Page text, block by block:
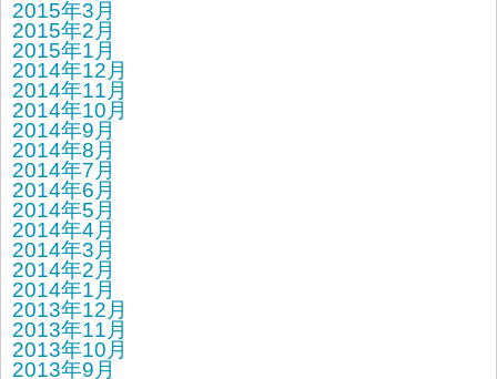
2015年3月
2015年2月
2015年1月
2014年12月
2014年11月
2014年10月
2014年9月
2014年8月
2014年7月
2014年6月
2014年5月
2014年4月
2014年3月
2014年2月
2014年1月
2013年12月
2013年11月
2013年10月
2013年9月